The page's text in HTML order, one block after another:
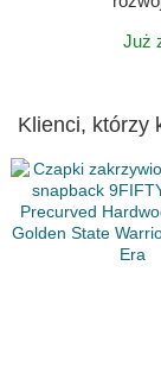
Już
Klienci, którzy